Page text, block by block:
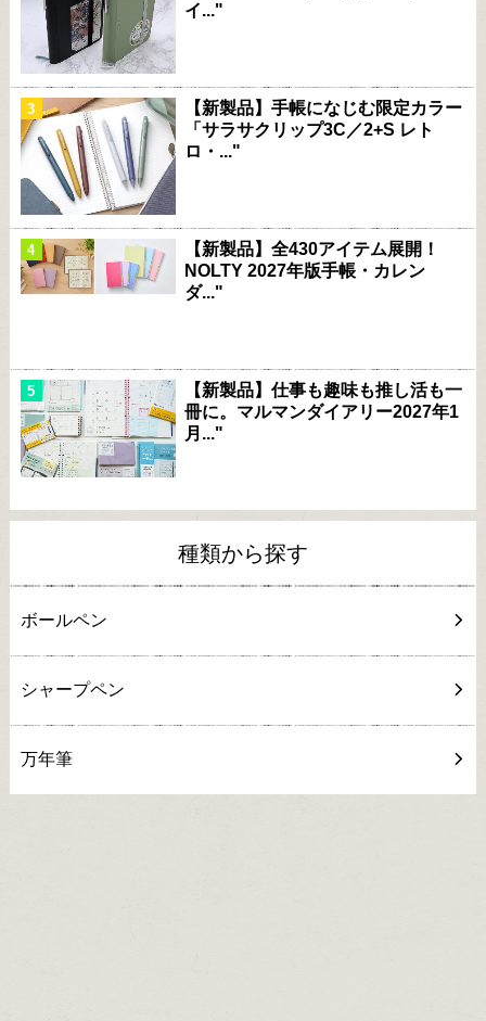
イ..."
【新製品】手帳になじむ限定カラー
「サラサクリップ3C／2+S レト
ロ・..."
【新製品】全430アイテム展開！
NOLTY 2027年版手帳・カレン
ダ..."
【新製品】仕事も趣味も推し活も一
冊に。マルマンダイアリー2027年1
月..."
種類から探す
ボールペン
シャープペン
万年筆